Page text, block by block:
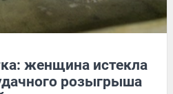
женщина истекла
розыгрыша